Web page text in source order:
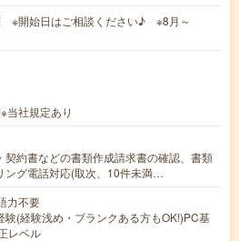
※開始日はご相談ください♪ ※8月～
当社規定あり
契約書などの書類作成請求書の確認、書類
ング電話対応(取次、10件未満…
力不要
験(経験浅め・ブランクある方もOK!)PC基
レベル